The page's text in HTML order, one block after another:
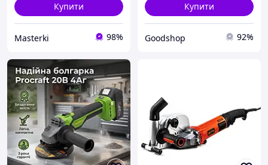
Купити
Masterki 98%
Купити
Goodshop 92%